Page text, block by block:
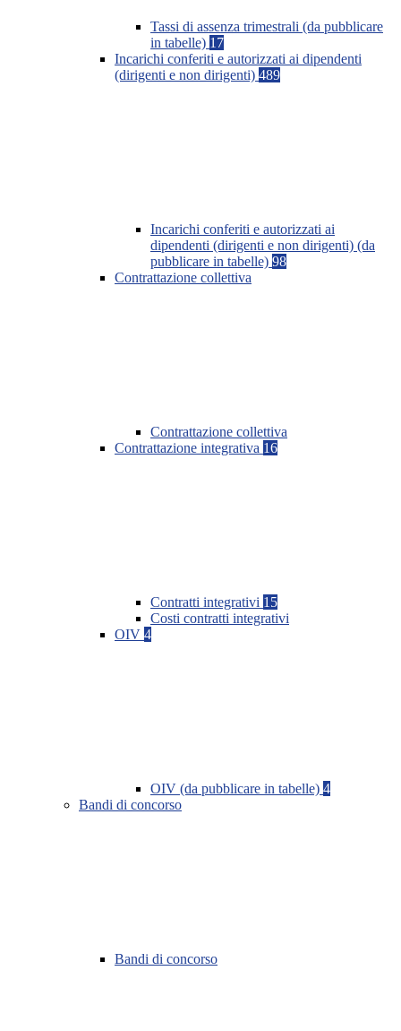
Tassi di assenza trimestrali (da pubblicare
in tabelle) 17
Incarichi conferiti e autorizzati ai dipendenti
(dirigenti e non dirigenti) 489
Incarichi conferiti e autorizzati ai
dipendenti (dirigenti e non dirigenti) (da
pubblicare in tabelle) 98
Contrattazione collettiva
Contrattazione collettiva
Contrattazione integrativa 16
Contratti integrativi 15
Costi contratti integrativi
OIV 4
OIV (da pubblicare in tabelle) 4
Bandi di concorso
Bandi di concorso